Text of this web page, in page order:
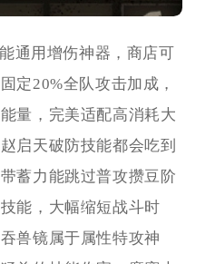
通用增伤神器，商店可
定20%全队攻击加成，
量，完美适配高消耗大
启天破防技能都会吃到
蓄力能跳过普攻攒豆阶
能，大幅缩短战斗时
兽镜属于属性特攻神